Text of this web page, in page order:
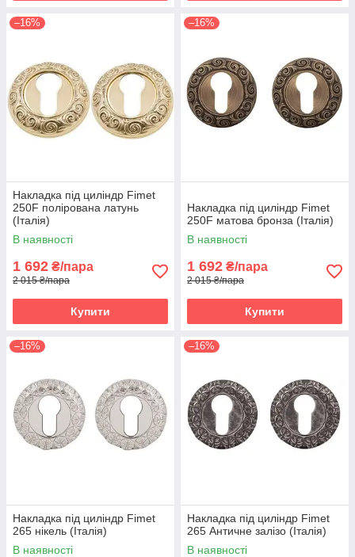
–16%
Накладка під циліндр Fimet
250F полірована латунь
(Італія)
В наявності
1 692 ₴/пара
2 015 ₴/пара
Купити
–16%
Накладка під циліндр Fimet
250F матова бронза (Італія)
В наявності
1 692 ₴/пара
2 015 ₴/пара
Купити
–16%
Накладка під циліндр Fimet
265 нікель (Італія)
В наявності
–16%
Накладка під циліндр Fimet
265 Античне залізо (Італія)
В наявності